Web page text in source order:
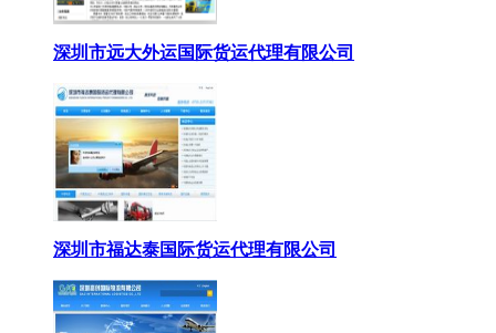
深圳市远大外运国际货运代理有限公司
深圳市福达泰国际货运代理有限公司